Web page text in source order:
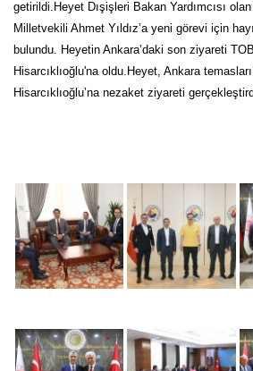
getirildi.Heyet Dışişleri Bakan Yardımcısı
Milletvekili Ahmet Yıldız’a yeni görevi için
bulundu. Heyetin Ankara’daki son ziyareti
Hisarcıklıoğlu'na oldu.Heyet, Ankara
Hisarcıklıoğlu’na nezaket ziyareti